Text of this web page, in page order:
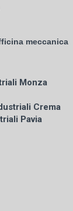
meccanica
Monza
Crema
Pavia